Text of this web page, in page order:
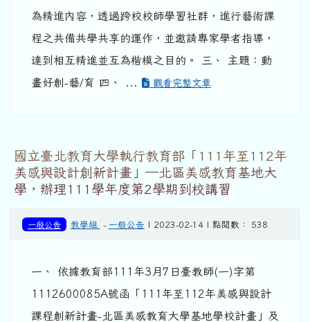
為精進內容，透過跨校校師學習社群，進行藝術課
程之共備共學共享的運作，並邀請專家學者指導，
達到相互精進並互為楷模之目的。 三、 主題：動
畫好創-藝/育 四、 ...
觀看完整文章
國立臺北教育大學執行教育部「111年至112年
美感與設計創新計畫」─北區美感教育基地大
學，辦理111學年度第2學期到校講習
一般公告 教學組 - 一般公告 | 2023-02-14 | 點閱數： 538
一、 依據教育部111年3月7日臺教師(一)字第
1112600085A號函「111年至112年美感與設計
課程創新計畫-北區美感教育大學基地學校計畫」及